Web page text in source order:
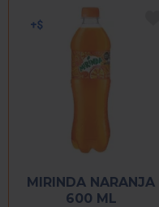
MIRINDA NARANJA
600 ML